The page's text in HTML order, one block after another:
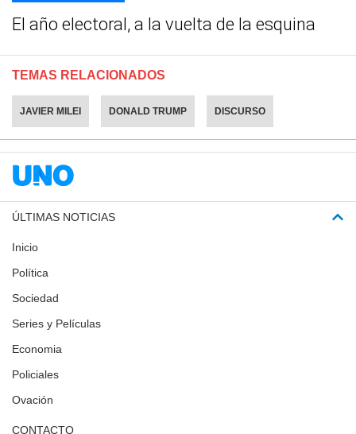
El año electoral, a la vuelta de la esquina
TEMAS RELACIONADOS
JAVIER MILEI DONALD TRUMP DISCURSO
ÚLTIMAS NOTICIAS
Inicio
Política
Sociedad
Series y Películas
Economia
Policiales
Ovación
CONTACTO